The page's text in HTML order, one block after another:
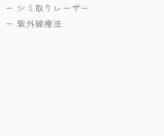
シミ取りレーザー
紫外線療法